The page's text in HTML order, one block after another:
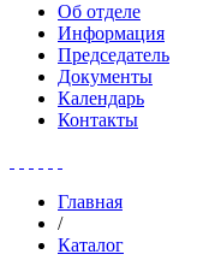
Об отделе
Информация
Председатель
Документы
Календарь
Контакты
Главная
/
Каталог